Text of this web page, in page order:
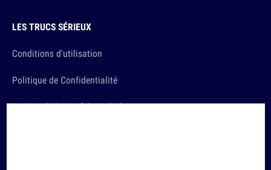
LES TRUCS SÉRIEUX
Conditions d'utilisation
Politique de Confidentialité
Gestion de la Confidentialité